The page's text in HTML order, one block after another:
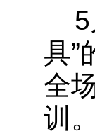
5
具”
全
训。